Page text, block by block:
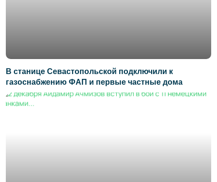
В станице Севастопольской подключили к
газоснабжению ФАП и первые частные дома